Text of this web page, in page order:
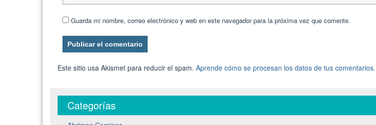
Guarda mi nombre, correo electrónico y web en este navegador para la próxima vez que comente.
Este sitio usa Akismet para reducir el spam. Aprende cómo se procesan los datos de tus comentarios.
Categorías